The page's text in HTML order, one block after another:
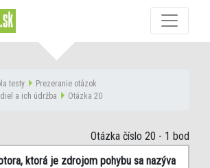
testy
Prezeranie otázok
a ich údržba
Otázka 20
Otázka číslo 20 - 1 bod
ktorá je zdrojom pohybu sa nazýva